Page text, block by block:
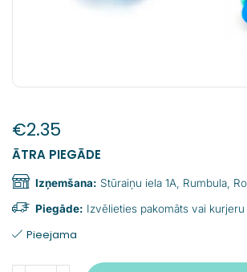
€2.35
ĀTRA PIEGĀDE
Izņemšana: Stūraiņu iela 1A, Rumbula,
Piegāde: Izvēlieties pakomāts vai kurjeru
Pieejama